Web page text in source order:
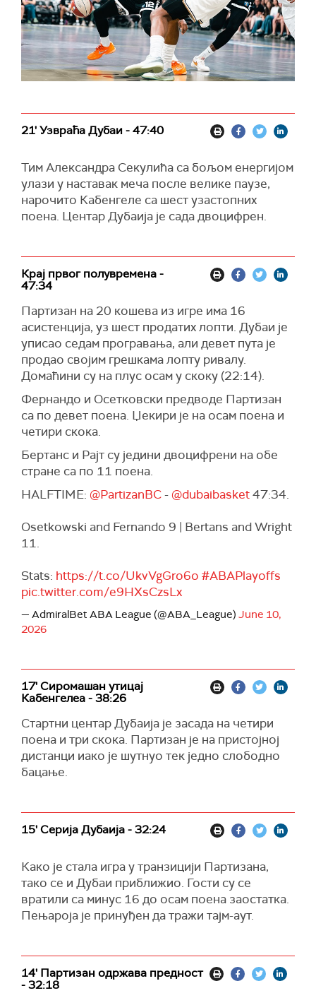
21' Узвраћа Дубаи - 47:40
Тим Александра Секулића са бољом енергијом
улази у наставак меча после велике паузе,
нарочито Кабенгеле са шест узастопних
поена. Центар Дубаија је сада двоцифрен.
Крај првог полувремена -
47:34
Партизан на 20 кошева из игре има 16
асистенција, уз шест продатих лопти. Дубаи је
уписао седам програвања, али девет пута је
продао својим грешкама лопту ривалу.
Домаћини су на плус осам у скоку (22:14).
Фернандо и Осетковски предводе Партизан
са по девет поена. Џекири је на осам поена и
четири скока.
Бертанс и Рајт су једини двоцифрени на обе
стране са по 11 поена.
HALFTIME: @PartizanBC- @dubaibasket47:34.
Osetkowski and Fernando 9 | Bertans and Wright
11.
Stats: https://t.co/UkvVgGro6o #ABAPlayoffs
pic.twitter.com/e9HXsCzsLx
— AdmiralBet ABA League (@ABA_League) June 10,
2026
17' Сиромашан утицај
Кабенгелеа - 38:26
Стартни центар Дубаија је засада на четири
поена и три скока. Партизан је на пристојној
дистанци иако је шутнуо тек једно слободно
бацање.
15' Серија Дубаија - 32:24
Како је стала игра у транзицији Партизана,
тако се и Дубаи приближио. Гости су се
вратили са минус 16 до осам поена заостатка.
Пењароја је принуђен да тражи тајм-аут.
14' Партизан одржава предност
- 32:18